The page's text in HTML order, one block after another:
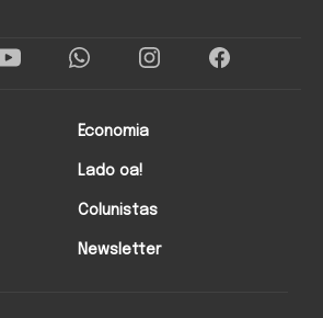
Economia
Lado oa!
Colunistas
Newsletter